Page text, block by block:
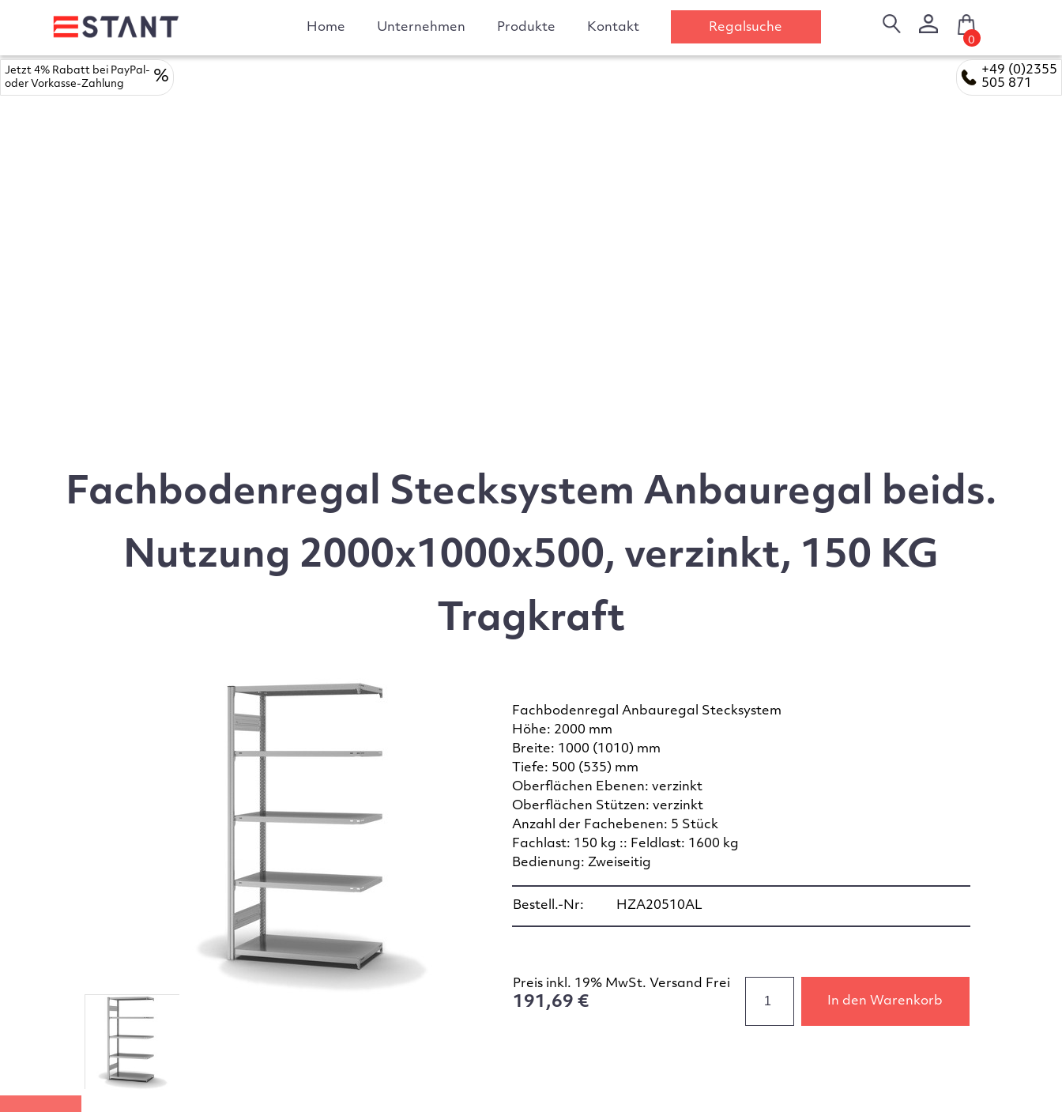
+49 (0)2355
505 871
Jetzt 4% Rabatt bei PayPal-
oder Vorkasse-Zahlung
%
Home Unternehmen Produkte Kontakt Regalsuche
0
Fachbodenregal Stecksystem Anbauregal beids.
Nutzung 2000x1000x500, verzinkt, 150 KG
Tragkraft
Fachbodenregal Anbauregal Stecksystem
Höhe: 2000 mm
Breite: 1000 (1010) mm
Tiefe: 500 (535) mm
Oberflächen Ebenen: verzinkt
Oberflächen Stützen: verzinkt
Anzahl der Fachebenen: 5 Stück
Fachlast: 150 kg :: Feldlast: 1600 kg
Bedienung: Zweiseitig
Bestell.-Nr: HZA20510AL
Preis inkl. 19% MwSt. Versand Frei
191,69 € In den Warenkorb